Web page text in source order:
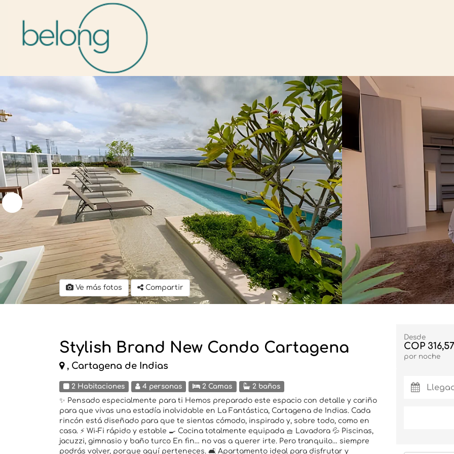
Ve más fotos Compartir
Stylish Brand New Condo Cartagena
, Cartagena de Indias
2 Habitaciones 4 personas 2 Camas
2 baños
✨ Pensado especialmente para ti Hemos preparado este espacio con detalle y cariño
para que vivas una estadía inolvidable en La Fantástica, Cartagena de Indias. Cada
rincón está diseñado para que te sientas cómodo, inspirado y, sobre todo, como en
casa. ⚡ Wi-Fi rápido y estable 🍳 Cocina totalmente equipada 🧺 Lavadora 💦 Piscinas,
jacuzzi, gimnasio y baño turco En fin… no vas a querer irte. Pero tranquilo… siempre
podrás volver, porque aquí perteneces. 🛋️ Apartamento ideal para disfrutar y
Desde
COP
por noche